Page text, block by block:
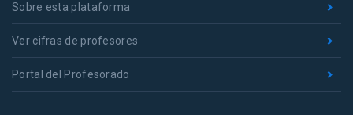
Sobre esta plataforma
Ver cifras de profesores
Portal del Profesorado